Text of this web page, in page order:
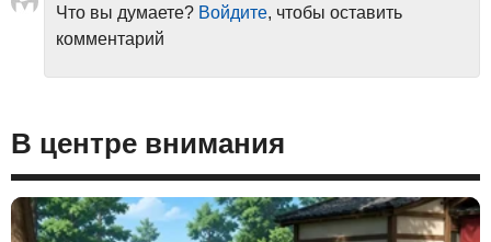
Что вы думаете? Войдите, чтобы оставить
комментарий
В центре внимания